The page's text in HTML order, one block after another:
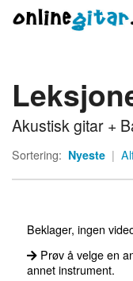
Meny
Logg inn
Akustisk gitar +
Sortering: Nyeste |
Beklager, ingen
Prøv å velge en
annet instrument.